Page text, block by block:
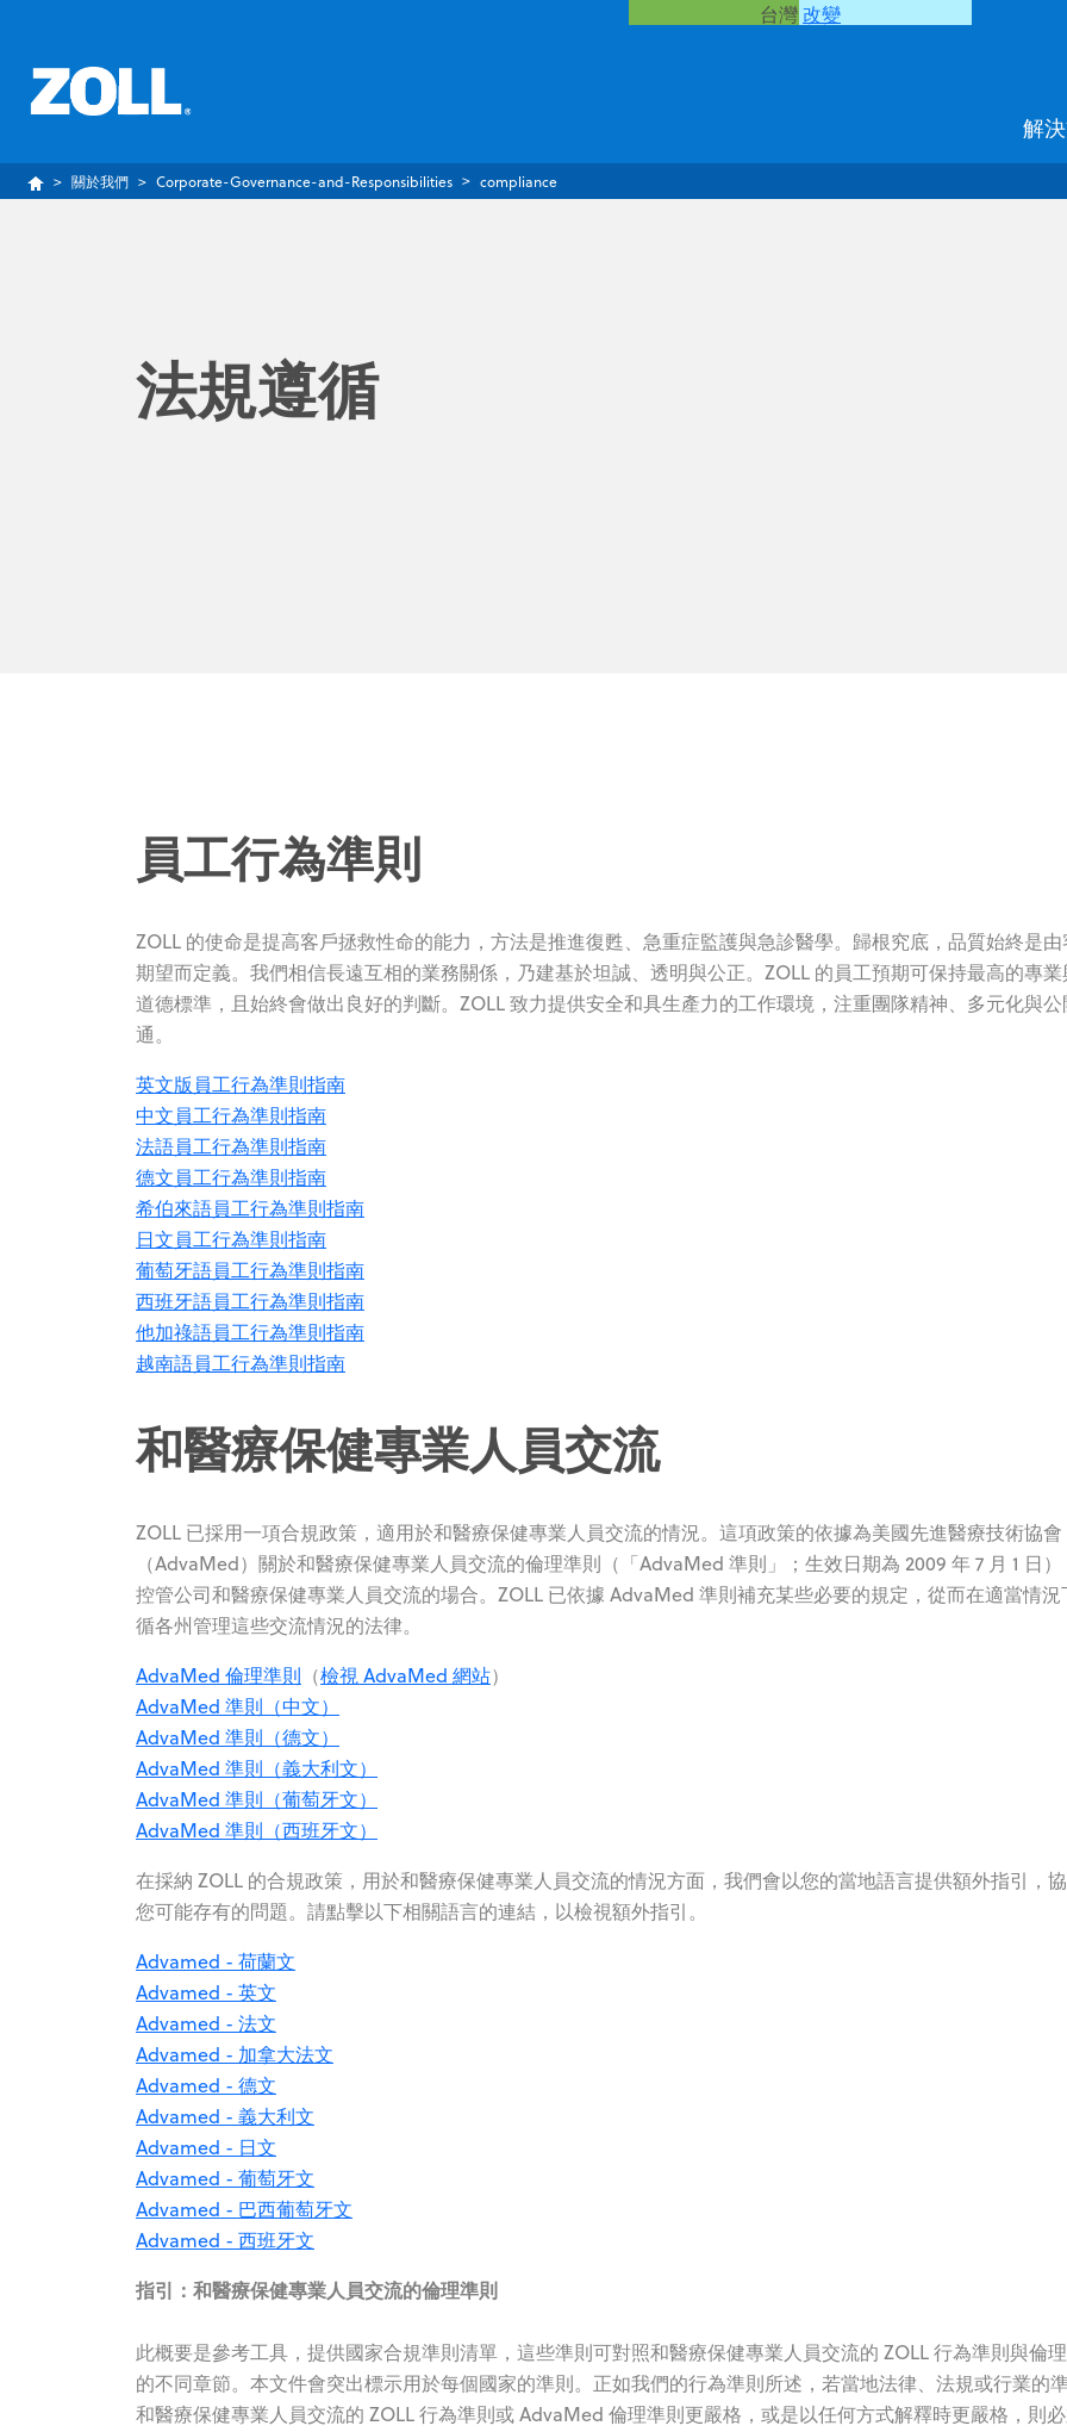
台灣改變
解
關於我們 Corporate-Governance-and-Responsibilities compliance
法規遵循
員工行為準則
ZOLL 的使命是提高客戶拯救性命的能力，方法是推進復甦、急重症監護與急診醫學。歸根究底，品質始終是
期望而定義。我們相信長遠互相的業務關係，乃建基於坦誠、透明與公正。ZOLL 的員工預期可保持最高的專
道德標準，且始終會做出良好的判斷。ZOLL 致力提供安全和具生產力的工作環境，注重團隊精神、多元化與
通。
英文版員工行為準則指南
中文員工行為準則指南
法語員工行為準則指南
德文員工行為準則指南
希伯來語員工行為準則指南
日文員工行為準則指南
葡萄牙語員工行為準則指南
西班牙語員工行為準則指南
他加祿語員工行為準則指南
越南語員工行為準則指南
和醫療保健專業人員交流
ZOLL 已採用一項合規政策，適用於和醫療保健專業人員交流的情況。這項政策的依據為美國先進醫療技術協會
（AdvaMed）關於和醫療保健專業人員交流的倫理準則（「AdvaMed 準則」；生效日期為 2009 年 7 月 1 日
控管公司和醫療保健專業人員交流的場合。ZOLL 已依據 AdvaMed 準則補充某些必要的規定，從而在適當情況
循各州管理這些交流情況的法律。
AdvaMed 倫理準則 （檢視 AdvaMed 網站）
AdvaMed 準則（中文）
AdvaMed 準則（德文）
AdvaMed 準則（義大利文）
AdvaMed 準則（葡萄牙文）
AdvaMed 準則（西班牙文）
在採納 ZOLL 的合規政策，用於和醫療保健專業人員交流的情況方面，我們會以您的當地語言提供額外指引，
您可能存有的問題。請點擊以下相關語言的連結，以檢視額外指引。
Advamed - 荷蘭文
Advamed - 英文
Advamed - 法文
Advamed - 加拿大法文
Advamed - 德文
Advamed - 義大利文
Advamed - 日文
Advamed - 葡萄牙文
Advamed - 巴西葡萄牙文
Advamed - 西班牙文
指引：和醫療保健專業人員交流的倫理準則
此概要是參考工具，提供國家合規準則清單，這些準則可對照和醫療保健專業人員交流的 ZOLL 行為準則與倫
的不同章節。本文件會突出標示用於每個國家的準則。正如我們的行為準則所述，若當地法律、法規或行業的
和醫療保健專業人員交流的 ZOLL 行為準則或 AdvaMed 倫理準則更嚴格，或是以任何方式解釋時更嚴格，則